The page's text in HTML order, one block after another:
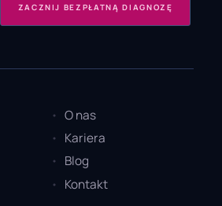
ZACZNIJ BEZPŁATNĄ DIAGNOZĘ
O nas
Kariera
Blog
Kontakt